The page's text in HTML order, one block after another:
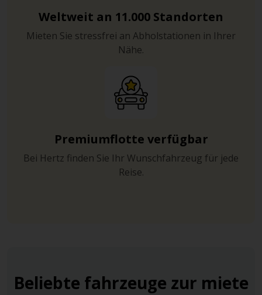
Weltweit an 11.000 Standorten
Mieten Sie stressfrei an Abholstationen in Ihrer
Nähe.
Premiumflotte verfügbar
Bei Hertz finden Sie Ihr Wunschfahrzeug für jede
Reise.
Beliebte fahrzeuge zur miete